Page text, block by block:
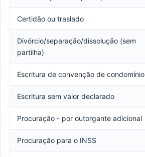
Certidão ou traslado
Divórcio/separação/dissolução (sem
partilha)
Escritura de convenção de condomínio
Escritura sem valor declarado
Procuração - por outorgante adicional
Procuração para o INSS